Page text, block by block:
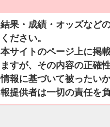
結果・成績・オッズなど
ください。
本サイトのページ上に掲
ますが、その内容の正確
情報に基づいて被ったい
報提供者は一切の責任を